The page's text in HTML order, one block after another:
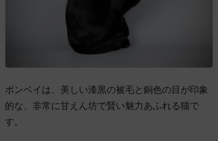
ボンベイは、美しい漆黒の被毛と銅色の目が印象
的な、非常に甘えん坊で賢い魅力あふれる猫で
す。